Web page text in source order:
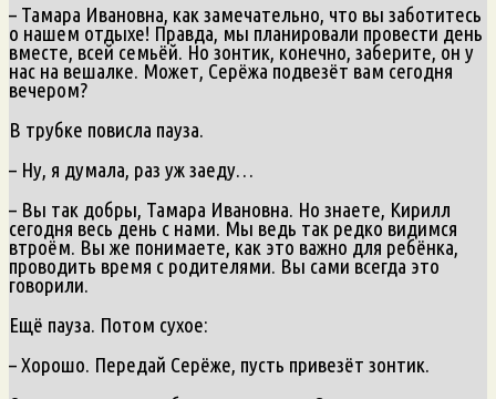
– Тамара Ивановна, как замечательно, что вы заботитесь
о нашем отдыхе! Правда, мы планировали провести день
вместе, всей семьёй. Но зонтик, конечно, заберите, он у
нас на вешалке. Может, Серёжа подвезёт вам сегодня
вечером?
В трубке повисла пауза.
– Ну, я думала, раз уж заеду…
– Вы так добры, Тамара Ивановна. Но знаете, Кирилл
сегодня весь день с нами. Мы ведь так редко видимся
втроём. Вы же понимаете, как это важно для ребёнка,
проводить время с родителями. Вы сами всегда это
говорили.
Ещё пауза. Потом сухое:
– Хорошо. Передай Серёже, пусть привезёт зонтик.